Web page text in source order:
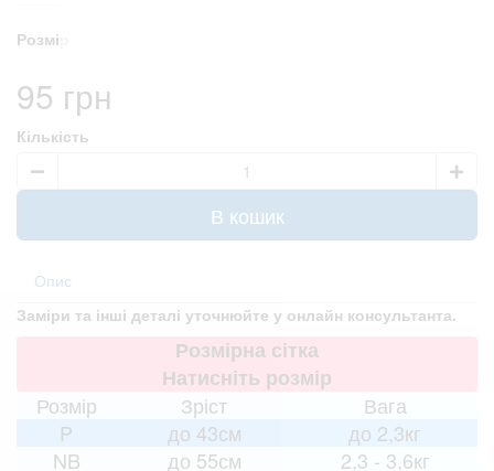
Розмір
95 грн
Кількість
В кошик
Опис
Заміри та інші деталі уточнюйте у онлайн консультанта.
Розмірна сітка
Натисніть розмір
Розмір
Зріст
Вага
P
до 43см
до 2,3кг
NB
до 55см
2,3 - 3,6кг